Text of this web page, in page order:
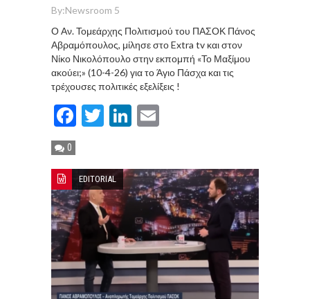
By:Newsroom 5
Ο Αν. Τομεάρχης Πολιτισμού του ΠΑΣΟΚ Πάνος
Αβραμόπουλος, μίλησε στο Extra tv και στον
Νίκο Νικολόπουλο στην εκπομπή «Το Μαξίμου
ακούει;» (10-4-26) για το Άγιο Πάσχα και τις
τρέχουσες πολιτικές εξελίξεις !
Facebook
TwitterLinkedIn
0
EDITORIAL